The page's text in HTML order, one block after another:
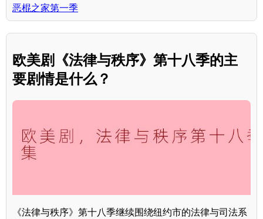
恶棍之家第一季
欧美剧《法律与秩序》第十八季的主
要剧情是什么？
《法律与秩序》第十八季继续围绕纽约市的法律与司法系